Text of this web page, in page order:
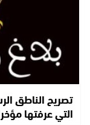
تصريح الناطق
التي عرفتها